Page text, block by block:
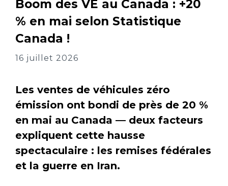
Boom des VÉ au Canada : +20
% en mai selon Statistique
Canada !
16 juillet 2026
Les ventes de véhicules zéro
émission ont bondi de près de 20 %
en mai au Canada — deux facteurs
expliquent cette hausse
spectaculaire : les remises fédérales
et la guerre en Iran.